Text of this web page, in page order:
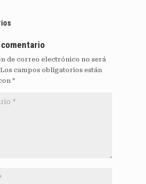
de correo electrónico no será
Los campos obligatorios están
*